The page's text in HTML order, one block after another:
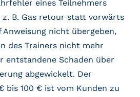
eines Teilnehmers
B. Gas retour statt vorwärts
Anweisung nicht übergeben,
des Trainers nicht mehr
entstandene Schaden über
abgewickelt. Der
bis 100 € ist vom Kunden zu